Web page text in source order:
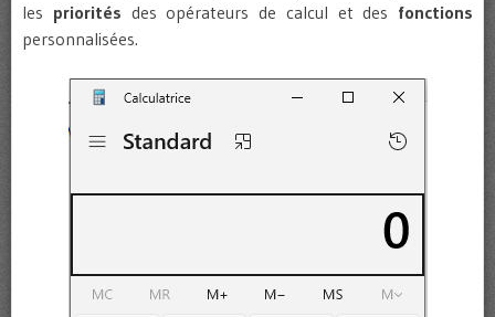
les priorités des opérateurs de calcul et des fonctions
personnalisées.